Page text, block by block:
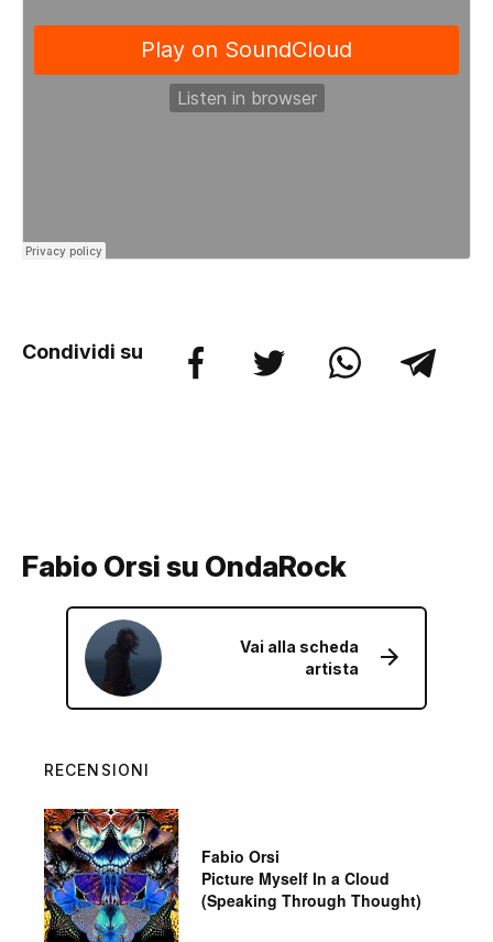
Condividi su
Fabio Orsi su OndaRock
Vai alla scheda
artista
RECENSIONI
Fabio Orsi
Picture Myself In a Cloud
(Speaking Through Thought)